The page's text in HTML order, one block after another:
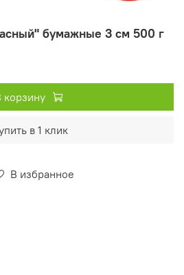
бумажные 3 см 500 г
В избранное
корзину
в 1 клик